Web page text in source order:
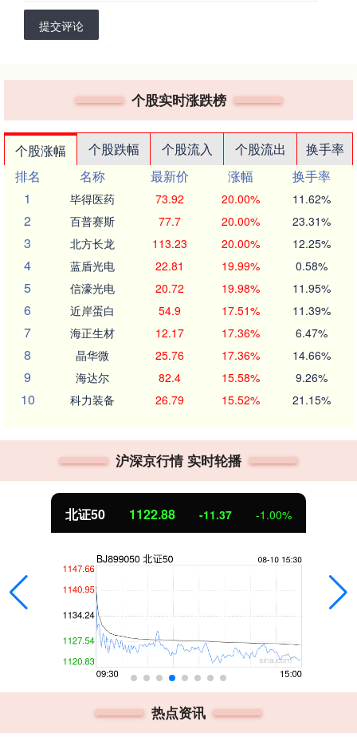
提交评论
个股实时涨跌榜
个股涨幅 个股跌幅 个股流入 个股流出
换手率
排名
名称 最新价 涨幅
换手率
1
毕得医药 73.92 20.00% 11.62%
2 百普赛斯 77.7 20.00% 23.31%
3 北方长龙 113.23 20.00% 12.25%
4 蓝盾光电 22.81 19.99% 0.58%
5 信濠光电 20.72 19.98% 11.95%
6 近岸蛋白 54.9 17.51% 11.39%
7 海正生材 12.17 17.36% 6.47%
8 晶华微 25.76 17.36% 14.66%
9 海达尔 82.4 15.58% 9.26%
10 科力装备 26.79 15.52% 21.15%
沪深京行情 实时轮播
北证50 1122.88 -11.37 -1.00%
热点资讯